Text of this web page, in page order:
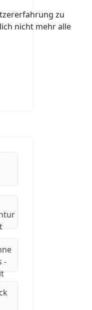
zu
nicht mehr alle